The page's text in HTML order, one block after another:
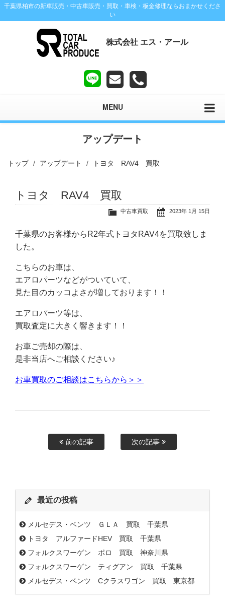
千葉県柏市の新車販売・中古車販売・買取・車検・板金修理ならおまかせくださ
い
株式会社 エス・アール
MENU
アップデート
トップ アップデート トヨタ RAV4 買取
トヨタ RAV4 買取
2023年 1月 15日
中古車買取
千葉県のお客様からR2年式トヨタRAV4を買取致しま
した。
こちらのお車は、
エアロパーツなどがついていて、
見た目のカッコよさが増しております！！
エアロパーツ等は、
買取査定に大きく響きます！！
お車ご売却の際は、
是非当店へご相談ください♪
お車買取のご相談はこちらから＞＞
前の記事 次の記事
最近の投稿
メルセデス・ベンツ ＧＬＡ 買取 千葉県
トヨタ アルファードHEV 買取 千葉県
フォルクスワーゲン ポロ 買取 神奈川県
フォルクスワーゲン ティグアン 買取 千葉県
メルセデス・ベンツ Cクラスワゴン 買取 東京都